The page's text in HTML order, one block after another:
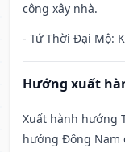
công xây nhà.
- Tứ Thời Đại Mộ:
Hướng xuất
Xuất hành hướng
hướng Đông Nam